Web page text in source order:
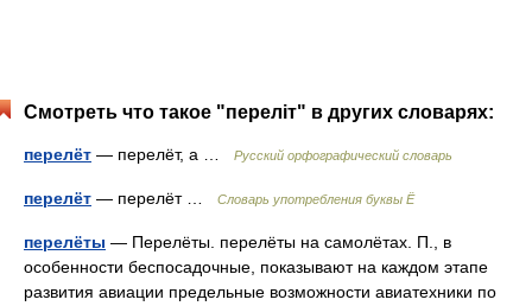
Смотреть что такое "переліт" в других словарях:
перелёт — перелёт, а … Русский орфографический словарь
перелёт — перелёт … Словарь употребления буквы Ё
перелёты — Перелёты. перелёты на самолётах. П., в
особенности беспосадочные, показывают на каждом этапе
развития авиации предельные возможности авиатехники по